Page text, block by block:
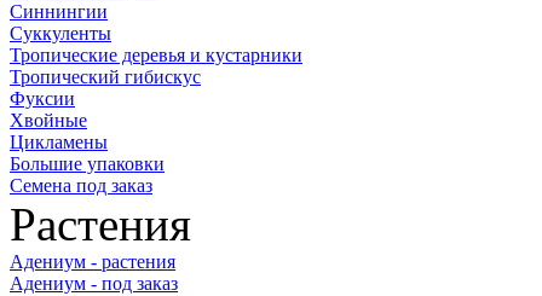
Синнингии
Суккуленты
Тропические деревья и кустарники
Тропический гибискус
Фуксии
Хвойные
Цикламены
Большие упаковки
Семена под заказ
Растения
Адениум - растения
Адениум - под заказ